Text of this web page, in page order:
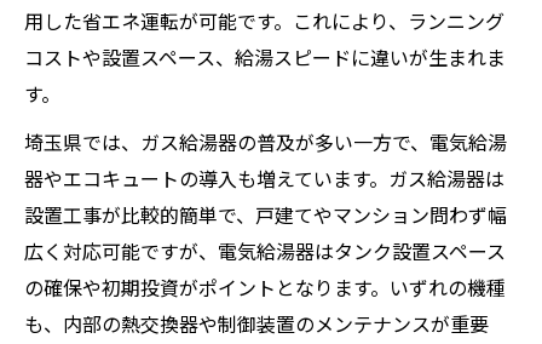
用した省エネ運転が可能です。これにより、ランニング
コストや設置スペース、給湯スピードに違いが生まれま
す。
埼玉県では、ガス給湯器の普及が多い一方で、電気給湯
器やエコキュートの導入も増えています。ガス給湯器は
設置工事が比較的簡単で、戸建てやマンション問わず幅
広く対応可能ですが、電気給湯器はタンク設置スペース
の確保や初期投資がポイントとなります。いずれの機種
も、内部の熱交換器や制御装置のメンテナンスが重要